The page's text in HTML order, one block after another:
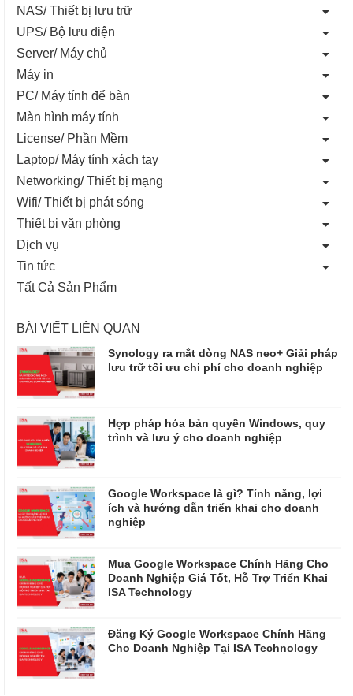
NAS/ Thiết bị lưu trữ
UPS/ Bộ lưu điện
Server/ Máy chủ
Máy in
PC/ Máy tính để bàn
Màn hình máy tính
License/ Phần Mềm
Laptop/ Máy tính xách tay
Networking/ Thiết bị mạng
Wifi/ Thiết bị phát sóng
Thiết bị văn phòng
Dịch vụ
Tin tức
Tất Cả Sản Phẩm
BÀI VIẾT LIÊN QUAN
Synology ra mắt dòng NAS neo+ Giải pháp
lưu trữ tối ưu chi phí cho doanh nghiệp
Hợp pháp hóa bản quyền Windows, quy
trình và lưu ý cho doanh nghiệp
Google Workspace là gì? Tính năng, lợi
ích và hướng dẫn triển khai cho doanh
nghiệp
Mua Google Workspace Chính Hãng Cho
Doanh Nghiệp Giá Tốt, Hỗ Trợ Triển Khai
ISA Technology
Đăng Ký Google Workspace Chính Hãng
Cho Doanh Nghiệp Tại ISA Technology